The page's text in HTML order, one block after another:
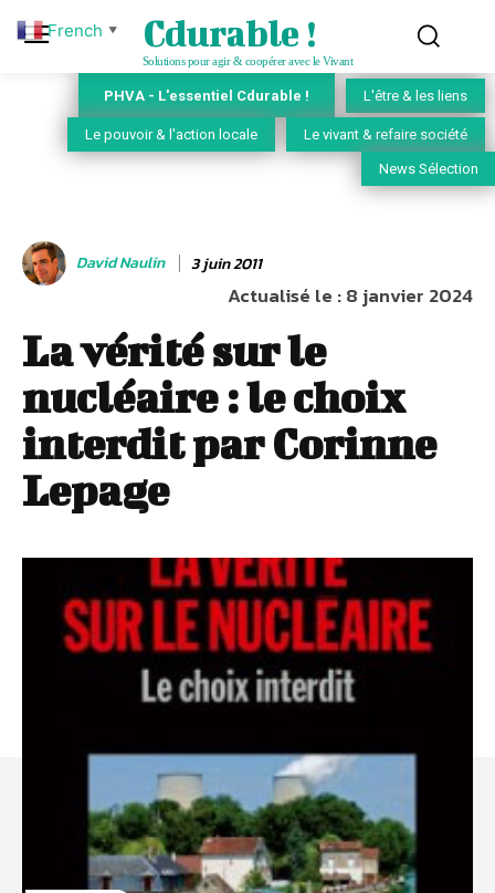
Cdurable !
Solutions pour agir & coopérer avec le Vivant
PHVA - L'essentiel Cdurable ! L'être & les liens
Le pouvoir & l'action locale Le vivant & refaire société
News Sélection
David Naulin 3 juin 2011
Actualisé le :8 janvier 2024
La vérité sur le
nucléaire : le choix
interdit par Corinne
Lepage
French ▼